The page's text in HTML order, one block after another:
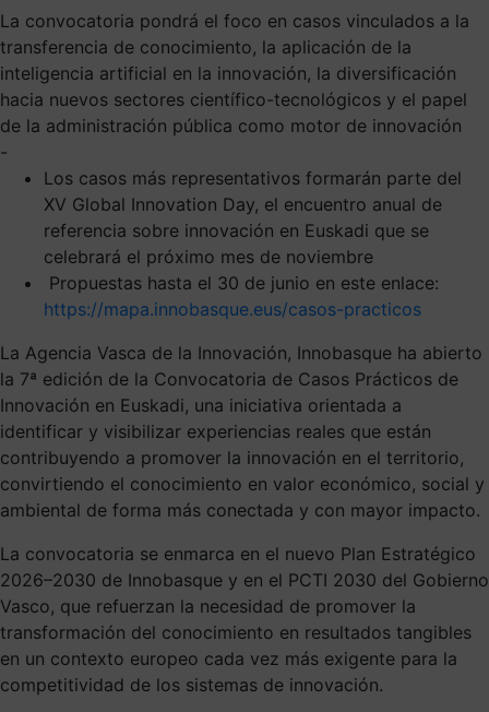
La convocatoria pondrá el foco en casos vinculados a la
transferencia de conocimiento, la aplicación de la
inteligencia artificial en la innovación, la diversificación
hacia nuevos sectores científico-tecnológicos y el papel
de la administración pública como motor de innovación
-
Los casos más representativos formarán parte del
XV Global Innovation Day, el encuentro anual de
referencia sobre innovación en Euskadi que se
celebrará el próximo mes de noviembre
Propuestas hasta el 30 de junio en este enlace:
https://mapa.innobasque.eus/casos-practicos
La Agencia Vasca de la Innovación, Innobasque ha abierto
la 7ª edición de la Convocatoria de Casos Prácticos de
Innovación en Euskadi, una iniciativa orientada a
identificar y visibilizar experiencias reales que están
contribuyendo a promover la innovación en el territorio,
convirtiendo el conocimiento en valor económico, social y
ambiental de forma más conectada y con mayor impacto.
La convocatoria se enmarca en el nuevo Plan Estratégico
2026–2030 de Innobasque y en el PCTI 2030 del Gobierno
Vasco, que refuerzan la necesidad de promover la
transformación del conocimiento en resultados tangibles
en un contexto europeo cada vez más exigente para la
competitividad de los sistemas de innovación.